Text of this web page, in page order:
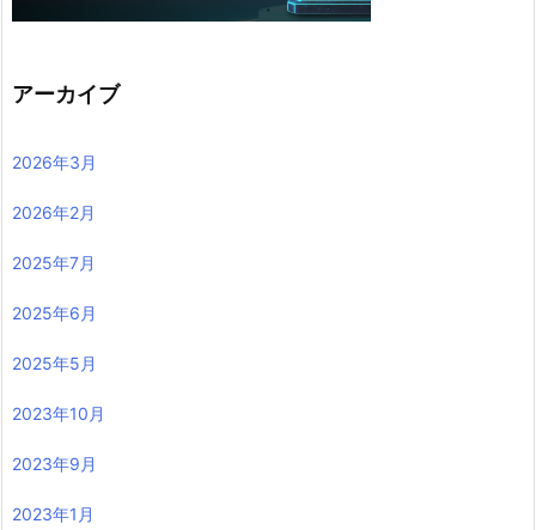
アーカイブ
2026年3月
2026年2月
2025年7月
2025年6月
2025年5月
2023年10月
2023年9月
2023年1月